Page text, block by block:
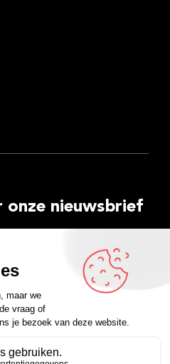
onze nieuwsbrief